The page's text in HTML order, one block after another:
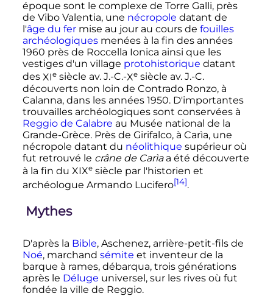
époque sont le complexe de Torre Galli, près
de Vibo Valentia, une nécropole datant de
l'âge du fermise au jour au cours de fouilles
archéologiquesmenées à la fin des années
1960 près de Roccella Ionica ainsi que les
vestiges d'un village protohistorique datant
des XIe siècle av. J.-C.-Xe siècle av. J.-C.
découverts non loin de Contrado Ronzo, à
Calanna, dans les années 1950. D'importantes
trouvailles archéologiques sont conservées à
Reggio de Calabre au Musée national de la
Grande-Grèce. Près de Girifalco, à Carìa, une
nécropole datant du néolithique supérieur où
fut retrouvé le crâne de Carìaa été découverte
à la fin du XIXe siècle par l'historien et
archéologue Armando Lucifero[14].
Mythes
D'après la Bible, Aschenez, arrière-petit-fils de
Noé, marchand sémite et inventeur de la
barque à rames, débarqua, trois générations
après le Déluge universel, sur les rives où fut
fondée la ville de Reggio.